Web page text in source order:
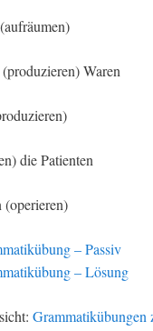
Waren
die Patienten
(operieren)
– Passiv
– Lösung
Grammatikübungen